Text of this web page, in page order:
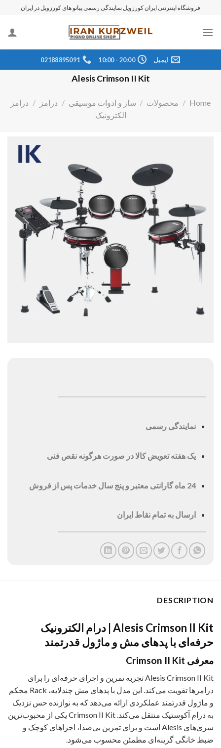
محتوا
فروشگاه اینترنتی ایران کورزویل نمایندگی رسمی پیانو های کورزویل در ایران
ایمیل 20:00 - 10:00
02188895091
Alesis Crimson II Kit
Home
/ محصولات / ساز و ادوات موسیقی / درامز / درامز
الکترونیک
نمایندگی رسمی
یک هفته تعویض کالا در صورت هرگونه نقص فنی
24 ماه گارانتی معتبر و پنج سال خدمات پس از فروش
ارسال به تمام نقاط ایران
DESCRIPTION
Alesis Crimson II Kit | درام الکترونیک
حرفه‌ای با پدهای مش و ماژول قدرتمند
معرفی Crimson II Kit
Alesis Crimson II Kit تجربه تمرین و اجرای حرفه‌ای را برای
درامرها تقویت می‌کند. این مدل با پدهای مش چندلایه، Rack محکم
و ماژول قدرتمند عملکردی ارائه می‌دهد که به نوازنده حس نزدیک
به درام آکوستیک منتقل می‌کند. Crimson II Kit یکی از محبوب‌ترین
سری‌های Alesis است و برای تمرین بی‌صدا، اجراهای کوچک و
ضبط خانگی گزینه‌ای مطمئن محسوب می‌شود.